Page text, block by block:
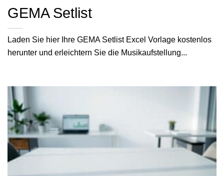
GEMA Setlist
Laden Sie hier Ihre GEMA Setlist Excel Vorlage kostenlos
herunter und erleichtern Sie die Musikaufstellung...